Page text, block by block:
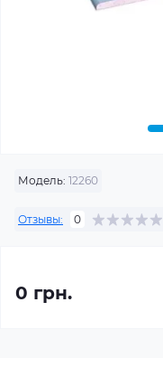
Модель: 12260
Отзывы: 0
0 грн.